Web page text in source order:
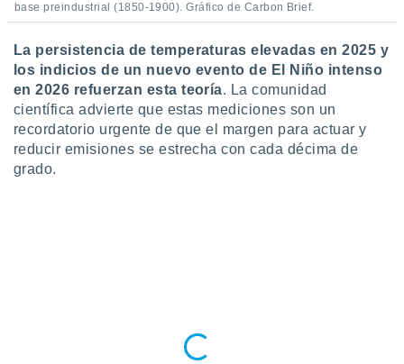
base preindustrial (1850-1900). Gráfico de Carbon Brief.
La persistencia de temperaturas elevadas en 2025 y
los indicios de un nuevo evento de El Niño intenso
en 2026 refuerzan esta teoría. La comunidad
científica advierte que estas mediciones son un
recordatorio urgente de que el margen para actuar y
reducir emisiones se estrecha con cada décima de
grado.